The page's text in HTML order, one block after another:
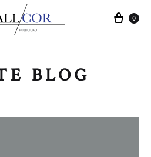
Carro
0
BLOG